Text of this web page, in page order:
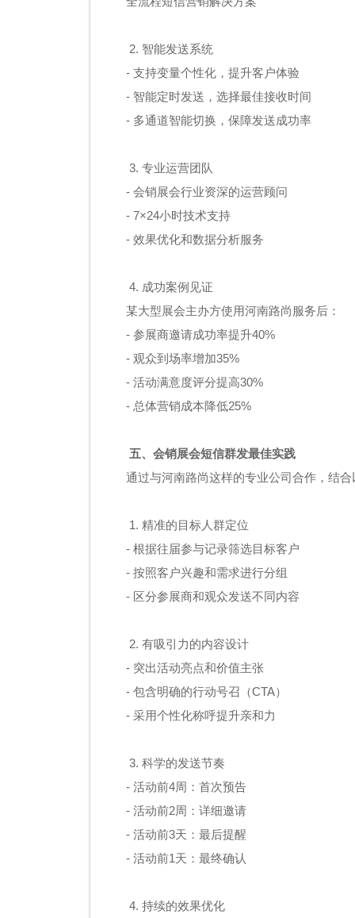
2. 智能发送系统
- 支持变量个性化，提升客户体验
- 智能定时发送，选择最佳接收时间
- 多通道智能切换，保障发送成功率
3. 专业运营团队
- 会销展会行业资深的运营顾问
- 7×24小时技术支持
- 效果优化和数据分析服务
4. 成功案例见证
某大型展会主办方使用河南路尚服务后：
- 参展商邀请成功率提升40%
- 观众到场率增加35%
- 活动满意度评分提高30%
- 总体营销成本降低25%
五、会销展会短信群发最佳实践
通过与河南路尚这样的专业公司合作，结
1. 精准的目标人群定位
- 根据往届参与记录筛选目标客户
- 按照客户兴趣和需求进行分组
- 区分参展商和观众发送不同内容
2. 有吸引力的内容设计
- 突出活动亮点和价值主张
- 包含明确的行动号召（CTA）
- 采用个性化称呼提升亲和力
3. 科学的发送节奏
- 活动前4周：首次预告
- 活动前2周：详细邀请
- 活动前3天：最后提醒
- 活动前1天：最终确认
4. 持续的效果优化